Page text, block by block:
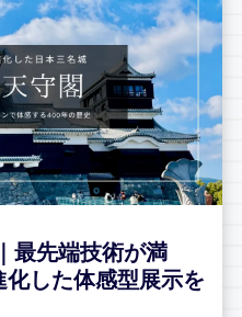
最先端技術が満
した体感型展示を